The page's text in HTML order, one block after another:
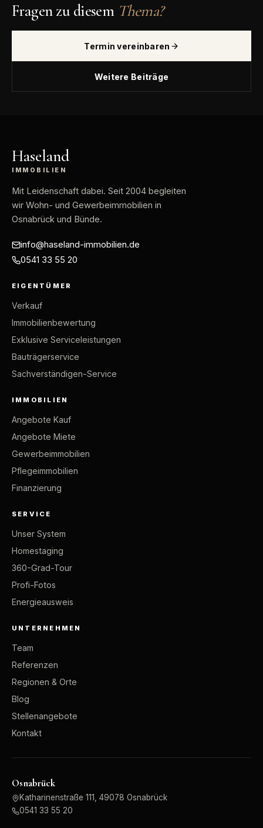
Fragen zu diesem Thema?
Termin vereinbaren
Weitere Beiträge
Haseland
IMMOBILIEN
Mit Leidenschaft dabei. Seit 2004 begleiten
wir Wohn- und Gewerbeimmobilien in
Osnabrück und Bünde.
info@haseland-immobilien.de
0541 33 55 20
EIGENTÜMER
Verkauf
Immobilienbewertung
Exklusive Serviceleistungen
Bauträgerservice
Sachverständigen-Service
IMMOBILIEN
Angebote Kauf
Angebote Miete
Gewerbeimmobilien
Pflegeimmobilien
Finanzierung
SERVICE
Unser System
Homestaging
360-Grad-Tour
Profi-Fotos
Energieausweis
UNTERNEHMEN
Team
Referenzen
Regionen & Orte
Blog
Stellenangebote
Kontakt
Osnabrück
Katharinenstraße 111, 49078 Osnabrück
0541 33 55 20